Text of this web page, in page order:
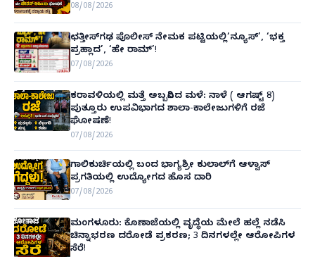
08/08/2026
ಛತ್ತೀಸ್‌ಗಢ ಪೊಲೀಸ್ ನೇಮಕ ಪಟ್ಟಿಯಲ್ಲಿ‘ನ್ಯೂಸ್’, ‘ಭಕ್ತ
ಪ್ರಹ್ಲಾದ’, ‘ಹೇ ರಾಮ್’!
07/08/2026
ಕರಾವಳಿಯಲ್ಲಿ ಮತ್ತೆ ಅಬ್ಬರಿಸಿದ ಮಳೆ: ನಾಳೆ ( ಆಗಷ್ಟ್ 8)
ಪುತ್ತೂರು ಉಪವಿಭಾಗದ ಶಾಲಾ-ಕಾಲೇಜುಗಳಿಗೆ ರಜೆ
ಘೋಷಣೆ!
07/08/2026
ಗಾಲಿಕುರ್ಚಿಯಲ್ಲಿ ಬಂದ ಭಾಗ್ಯಶ್ರೀ ಕುಲಾಲ್‌ಗೆ ಆಳ್ವಾಸ್
ಪ್ರಗತಿಯಲ್ಲಿ ಉದ್ಯೋಗದ ಹೊಸ ದಾರಿ
07/08/2026
ಮಂಗಳೂರು: ಕೊಣಾಜೆಯಲ್ಲಿ ವೃದ್ಧೆಯ ಮೇಲೆ ಹಲ್ಲೆ ನಡೆಸಿ
ಚಿನ್ನಾಭರಣ ದರೋಡೆ ಪ್ರಕರಣ; 3 ದಿನಗಳಲ್ಲೇ ಆರೋಪಿಗಳ
ಸೆರೆ!